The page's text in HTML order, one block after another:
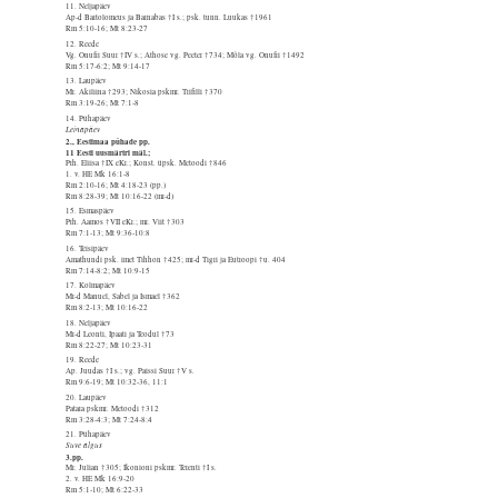
11. Neljapäev
Ap-d Bartolomeus ja Barnabas †I s.; psk. tunn. Luukas †1961
Rm 5:10-16; Mt 8:23-27
12. Reede
Vg. Onufri Suur †IV s.; Athose vg. Peeter †734; Mõla vg. Onufri †1492
Rm 5:17-6:2; Mt 9:14-17
13. Laupäev
Mr. Akiliina †293; Nikosia pskmr. Trifilli †370
Rm 3:19-26; Mt 7:1-8
14. Pühapäev
Leinapäev
2., Eestimaa pühade pp.
11 Eesti uusmärtri mäl.;
Prh. Eliisa †IX eKr.; Konst. üpsk. Metoodi †846
1. v. HE Mk 16:1-8
Rm 2:10-16; Mt 4:18-23 (pp.)
Rm 8:28-39; Mt 10:16-22 (mr-d)
15. Esmaspäev
Prh. Aamos †VII eKr.; mr. Viit †303
Rm 7:1-13; Mt 9:36-10:8
16. Teisipäev
Amathundi psk. imet Tihhon †425; mr-d Tigri ja Eutroopi †u. 404
Rm 7:14-8:2; Mt 10:9-15
17. Kolmapäev
Mr-d Manuel, Sabel ja Ismael †362
Rm 8:2-13; Mt 10:16-22
18. Neljapäev
Mr-d Leonti, Ipaati ja Teodul †73
Rm 8:22-27; Mt 10:23-31
19. Reede
Ap. Juudas †I s.; vg. Paissi Suur †V s.
Rm 9:6-19; Mt 10:32-36, 11:1
20. Laupäev
Patara pskmr. Metoodi †312
Rm 3:28-4:3; Mt 7:24-8:4
21. Pühapäev
Suve algus
3.pp.
Mr. Julian †305; Ikonioni pskmr. Terenti †I s.
2. v. HE Mk 16:9-20
Rm 5:1-10; Mt 6:22-33